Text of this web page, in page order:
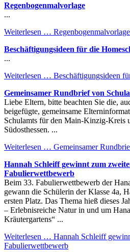
Regenbogenmalvorlage
...
Weiterlesen … Regenbogenmalvorlage
Beschäftigungsideen für die
...
Weiterlesen … Beschäftigungsideen
Gemeinsamer Rundbrief von
Liebe Eltern, bitte beachten Sie die,
beigefügte, gemeinsame
Schulamts für den Main-Kinzig-Kreis
Südosthessen. ...
Weiterlesen … Gemeinsamer
Hannah Schleiff gewinnt zum
Fabulierwettbewerb
Beim 33. Fabulierwettbewerb der
gewann die Schülerin der Klasse 4a,
ersten Platz. Das Thema hieß dieses
– Erlebnisreiche Natur in und um
Kräutergartens“ ...
Weiterlesen … Hannah Schleiff
Fabulierwettbewerb